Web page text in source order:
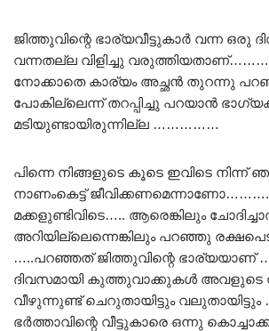
ജിത്തുവിന്റെ ഭാര്യവീട്ടുകാർ വന്ന ഒരു
വന്നതല്ല വിളിച്ചു
നോക്കാതെ കാര്യം അച്ഛൻ തുറന്നു
പോകില്ലെന്ന് തറപ്പിച്ചു പറയാൻ
മടിയുണ്ടായിരുന്നില്ല ……………
പിന്നെ നിങ്ങളുടെ കൂടെ ഇവിടെ നിന്ന്
നാണംകെട്ട്
മക്കളുണ്ടിവിടെ….. ആരെങ്കിലും
അറിയില്ലെന്നെങ്കിലും പറഞ്ഞു
…..പറഞ്ഞത് ജിത്തുവിന്റെ ഭാര്യയാണ്
ദിവസമായി കുത്തുവാക്കുകൾ അവളുടെ
വീഴുന്നുണ്ട് ചെറുതായിട്ടും
ഭർത്താവിന്റെ വീട്ടുകാരെ ഒന്നു